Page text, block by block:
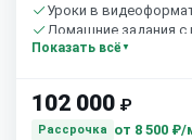
Уроки в
Домашние задания с
36 часов в неделю
Показать всё
102 000 ₽
Рассрочка от 8 500 ₽/